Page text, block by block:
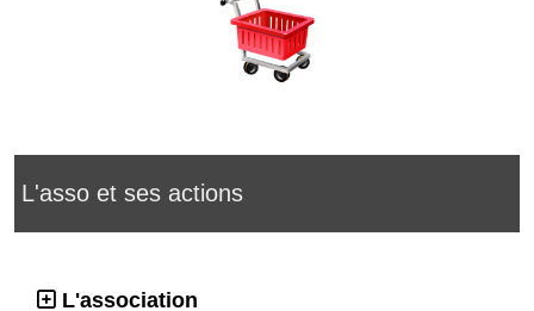
L'asso et ses actions
L'association